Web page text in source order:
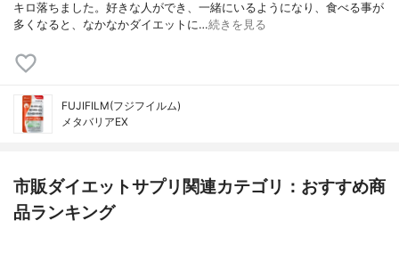
キロ落ちました。好きな人ができ、一緒にいるようになり、食べる事が
多くなると、なかなかダイエットに…続きを見る
FUJIFILM(フジフイルム)
メタバリアEX
市販ダイエットサプリ関連カテゴリ：おすすめ商
品ランキング